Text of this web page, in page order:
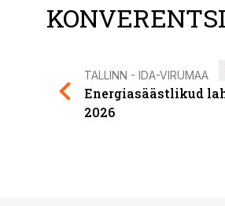
TALLINN - IDA-VIRUMAA
Energiasäästlikud
2026